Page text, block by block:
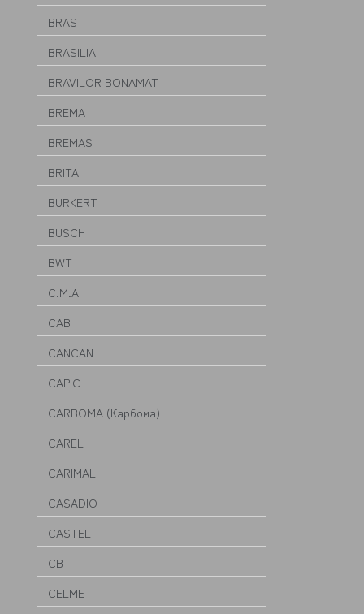
BRAS
BRASILIA
BRAVILOR BONAMAT
BREMA
BREMAS
BRITA
BURKERT
BUSCH
BWT
C.M.A
CAB
CANCAN
CAPIC
CARBOMA (Карбома)
CAREL
CARIMALI
CASADIO
CASTEL
CB
CELME